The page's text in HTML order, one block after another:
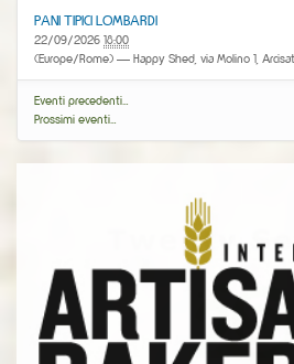
PANI TIPICI LOMBARDI
22/09/2026 18:00
(Europe/Rome) — Happy Shed, via Molino 1,
Eventi precedenti…
Prossimi eventi…